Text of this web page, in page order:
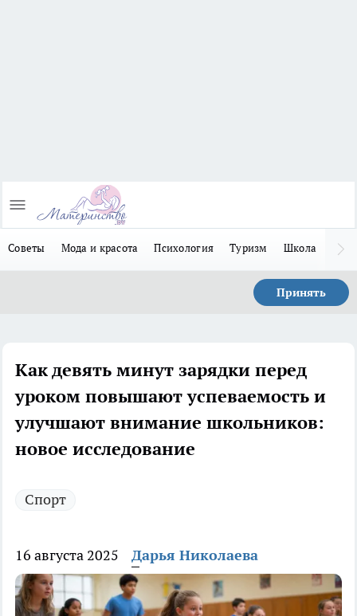
Советы Мода и красота Психология Туризм Школа
Принять
Как девять минут зарядки перед
уроком повышают успеваемость и
улучшают внимание школьников:
новое исследование
Спорт
16 августа 2025 Дарья Николаева